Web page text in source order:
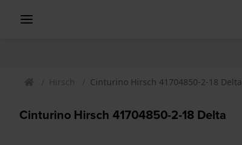
Hirsch Cinturino Hirsch 41704850-2-18 Delta
Cinturino Hirsch 41704850-2-18 Delta